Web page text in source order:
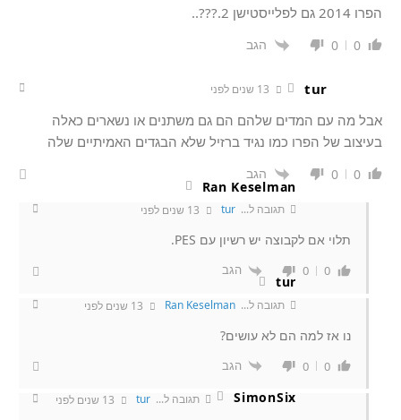
הפרו 2014 גם לפלייסטישן 2.???..
0
0 הגב
tur
אבל מה עם המדים שלהם הם גם משתנים או נשארים כאלה
בעיצוב של הפרו כמו נגיד ברזיל שלא הבגדים האמיתיים שלה
0
0 הגב
Ran Keselman
תגובה ל... tur
תלוי אם לקבוצה יש רשיון עם PES.
0
0 הגב
tur
תגובה ל... Ran Keselman
נו אז למה הם לא עושים?
0
0 הגב
SimonSix תגובה ל... tur